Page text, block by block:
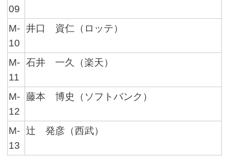
09
M-
10
井口 資仁（ロッテ）
M-
11
石井 一久（楽天）
M-
12
藤本 博史（ソフトバンク）
M-
13
辻󠄀 発彦（西武）